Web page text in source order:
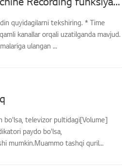
quyidagilarni tekshiring. * Time
kanallar orqali uzatilganda mavjud.
ulangan ...
bo'lsa, televizor pultidagi[Volume]
paydo bo'lsa,
mumkin.Muammo tashqi quril...